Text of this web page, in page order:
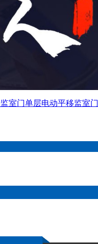
室门单层电动平移监室门